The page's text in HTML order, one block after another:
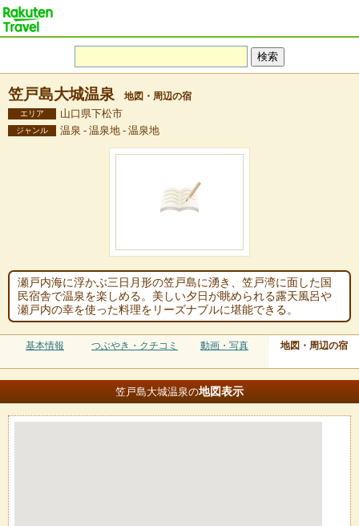
笠戸島大城温泉 地図・周辺の宿
エリア 山口県下松市
ジャンル 温泉 - 温泉地 - 温泉地
瀬戸内海に浮かぶ三日月形の笠戸島に湧き、笠戸湾に面した国
民宿舎で温泉を楽しめる。美しい夕日が眺められる露天風呂や
瀬戸内の幸を使った料理をリーズナブルに堪能できる。
基本情報 つぶやき・クチコミ 動画・写真 地図・周辺の宿
笠戸島大城温泉の地図表示